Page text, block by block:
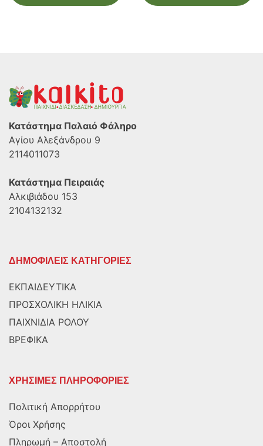
Κατάστημα Παλαιό Φάληρο
Αγίου Αλεξάνδρου 9
2114011073
Κατάστημα Πειραιάς
Αλκιβιάδου 153
2104132132
ΔΗΜΟΦΙΛΕΙΣ ΚΑΤΗΓΟΡΙΕΣ
ΕΚΠΑΙΔΕΥΤΙΚΑ
ΠΡΟΣΧΟΛΙΚΗ ΗΛΙΚΙΑ
ΠΑΙΧΝΙΔΙΑ ΡΟΛΟΥ
ΒΡΕΦΙΚΑ
ΧΡΗΣΙΜΕΣ ΠΛΗΡΟΦΟΡΙΕΣ
Πολιτική Απορρήτου
Όροι Χρήσης
Πληρωμή – Αποστολή